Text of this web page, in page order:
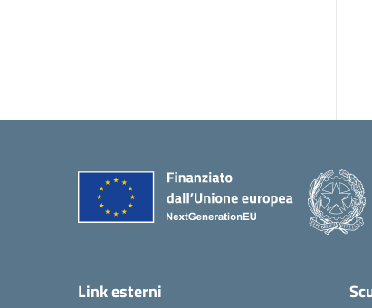
Link esterni